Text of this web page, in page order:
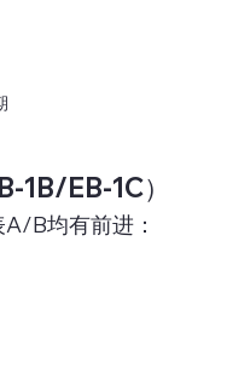
1B/EB-1C）
B均有前进：